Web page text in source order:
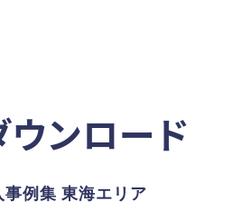
ンロード
例集 東海エリア